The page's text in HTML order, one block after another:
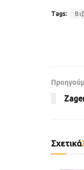
Tags:
Σχετικά